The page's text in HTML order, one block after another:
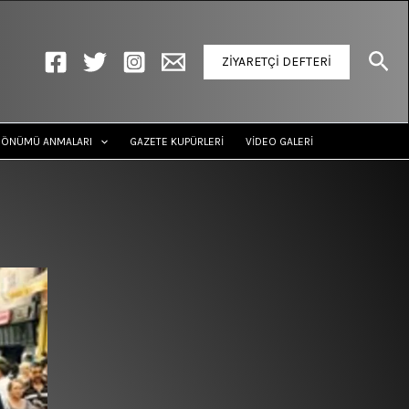
ZİYARETÇİ DEFTERİ
ANMALARI GAZETE KUPÜRLERİ VİDEO GALERİ